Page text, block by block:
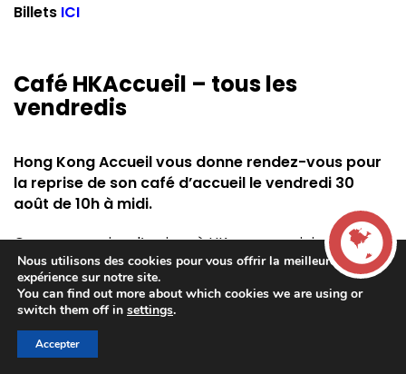
Billets ICI
Café HKAccueil – tous les
vendredis
Hong Kong Accueil vous donne rendez-vous pour
la reprise de son café d’accueil le vendredi 30
août de 10h à midi.
Que vous veniez d’arriver à HK ou pas, rejoignez
l’équipe de bénévoles de l’association qui vous
attend de 10h à midi chaque vendredi au café Emmer
à Pacific Place, station MTR Admiralty.
Centre commercial Pacific Place
LIVE
Nous utilisons des cookies pour vous offrir la meilleure
expérience sur notre site.
You can find out more about which cookies we are using or
switch them off in settings.
Accepter